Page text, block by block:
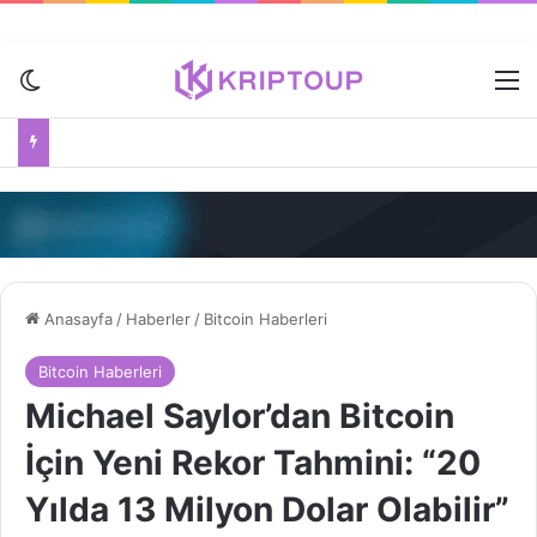
Dış görünümü değiştir
Anasayfa / Haberler / Bitcoin Haberleri
Bitcoin Haberleri
Michael Saylor’dan Bitcoin
İçin Yeni Rekor Tahmini: “20
Yılda 13 Milyon Dolar Olabilir”